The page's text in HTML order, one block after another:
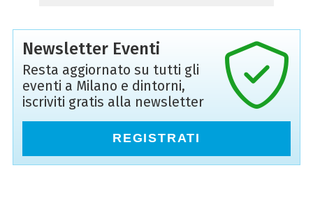
Newsletter Eventi
Resta aggiornato su tutti gli
eventi a Milano e dintorni,
iscriviti gratis alla newsletter
REGISTRATI